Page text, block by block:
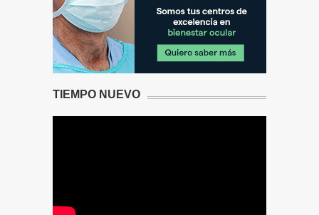
TIEMPO NUEVO